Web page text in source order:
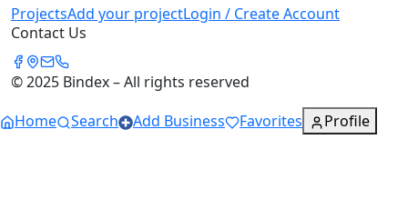
ProjectsAdd your projectLogin / Create Account
Contact Us
© 2025 Bindex – All rights reserved
Home
Search Add Business Favorites Profile